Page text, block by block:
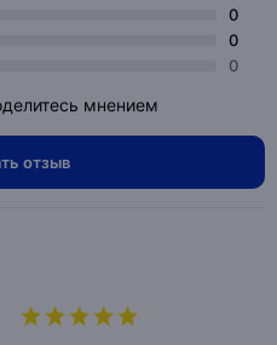
0
0
0
мнением
отзыв